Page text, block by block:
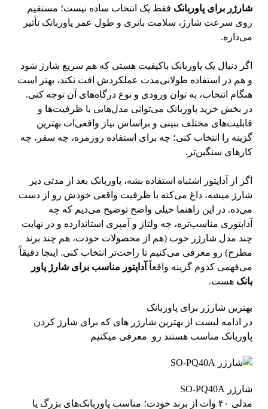
شارژر برای پاوربانک فقط یک انتخاب ساده نیست؛ مستقیم
روی سرعت شارژ، سلامت باتری و طول عمر پاوربانک تأثیر
می‌ذاره.
اگر دنبال یک پاوربانک باکیفیت هستی که هم سریع شارژ شود
و هم در استفاده طولانی‌مدت عملکردش افت نکند، بهتر است
هنگام انتخاب، به توان ورودی و نوع درگاه‌های آن توجه کنی.
در بخش خرید پاوربانک می‌توانی مدل‌هایی با ظرفیت‌ها و
قابلیت‌های مختلف ببینی و براساس نیاز واقعی‌ات بهترین
گزینه را انتخاب کنی؛ چه برای استفاده روزمره، چه سفر، چه
کارهای سنگین‌تر.
اگر از آداپتور اشتباه استفاده بشه، پاوربانک بعد از مدتی دیر
شارژ میشه، داغ می‌کنه یا ظرفیت واقعی خودش رو از دست
می‌ده. در این راهنما خیلی واضح توضیح می‌دیم که چه
آداپتوری مناسب‌تره، چه ولتاژ و آمپری استاندارده و در نهایت
چند مدل شارژر خوب (هم از محصولات خودت، هم چند برند
مطرح) رو معرفی می‌کنیم تا راحت‌تر انتخاب کنی. اینجا دقیقاً
می‌فهمی کدوم گزینه واقعاً آداپتور مناسب برای شارژ پاور
بانک هست.
بهترین شارژر برای پاوربانک
در ادامه لیست از بهترین شارژر های که برای شارژ کردن
پاوربانک مناسب هستند رو معرفی میکنیم
شارژر SO-PQ40A
مدلی ۴۰ وات از برند خودت؛ مناسب پاوربانک‌های بزرگ یا